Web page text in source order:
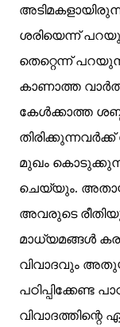
ശരിയെന്ന്
തെറ്റെന്ന്
കാണാത്ത
കേൾക്കാത്ത
മുഖം
ചെയ്യും.
അവരുടെ
മാധ്യമങ്ങൾ
വിവാദവും